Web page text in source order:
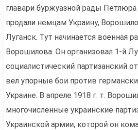
главари буржуазной рады
продали немцам Украину,
Луганск. Тут начинается военная
Ворошилова. Он организовал 1-й
социалистический партизанский
вел упорные бои против
Украине. В апреле 1918 г. т.
многочисленные украинские
Украинской армии, которой он